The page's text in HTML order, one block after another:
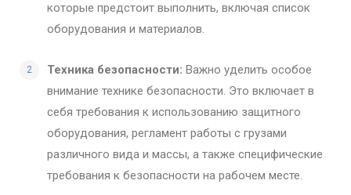
которые предстоит выполнить, включая список
оборудования и материалов.
Техника безопасности: Важно уделить особое
внимание технике безопасности. Это включает в
себя требования к использованию защитного
оборудования, регламент работы с грузами
различного вида и массы, а также специфические
требования к безопасности на рабочем месте.